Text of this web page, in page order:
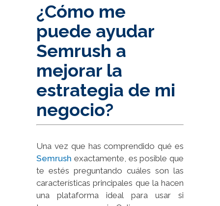
¿Cómo me
puede ayudar
Semrush a
mejorar la
estrategia de mi
negocio?
Una vez que has comprendido qué es
Semrush exactamente, es posible que
te estés preguntando cuáles son las
características principales que la hacen
una plataforma ideal para usar si